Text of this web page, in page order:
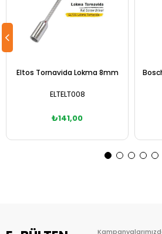
Eltos Tornavida Lokma 8mm
ELTELT008
₺141,00